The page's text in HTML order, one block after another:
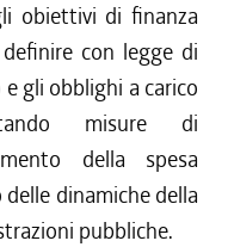
obiettivi di finanza
con legge di
gli obblighi a carico
misure di
della spesa
dinamiche della
pubbliche.